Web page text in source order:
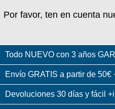
Por favor, ten en cuenta
Todo NUEVO con 3 años
Envío GRATIS a partir de 50€
Devoluciones 30 días y fácil